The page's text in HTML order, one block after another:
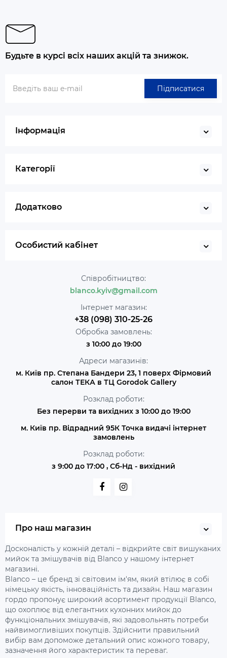
Будьте в курсі всіх наших акцій та знижок.
Підписатися
Інформація
Категорії
Додатково
Особистий кабінет
Співробітництво:
blanco.kyiv@gmail.com
Інтернет магазин:
+38 (098) 310-25-26
Обробка замовлень:
з 10:00 до 19:00
Адреси магазинів:
м. Київ пр. Степана Бандери 23, 1 поверх Фірмовий
салон ТЕКА в ТЦ Gorodok Gallery
Розклад роботи:
Без перерви та вихідних з 10:00 до 19:00
м. Київ пр. Відрадний 95К Точка видачі інтернет
замовлень
Розклад роботи:
з 9:00 до 17:00 , Сб-Нд - вихідний
Про наш магазин
Досконалість у кожній деталі – відкрийте світ вишуканих
мийок та змішувачів від Blanco у нашому інтернет
магазині.
Blanco – це бренд зі світовим ім'ям, який втілює в собі
німецьку якість, інноваційність та дизайн. Наш магазин
гордо пропонує широкий асортимент продукції Blanco,
що охоплює від елегантних кухонних мийок до
функціональних змішувачів, які задовольнять потреби
найвимогливіших покупців. Здійснити правильний
вибір вам допоможе детальний опис кожного товару,
зазначення його характеристик та переваг.